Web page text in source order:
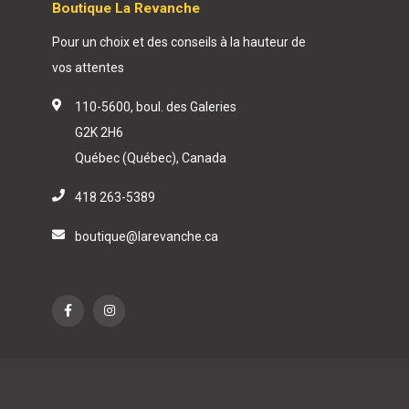
Boutique La Revanche
Pour un choix et des conseils à la hauteur de
vos attentes
110-5600, boul. des Galeries
G2K 2H6
Québec (Québec), Canada
418 263-5389
boutique@larevanche.ca